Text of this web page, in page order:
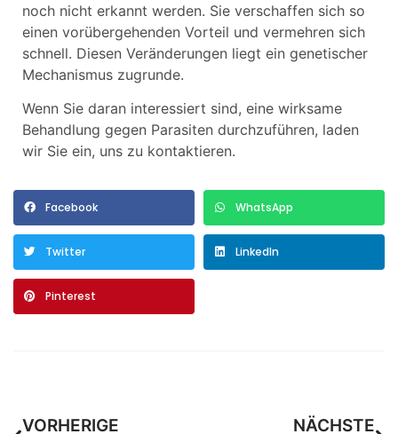
noch nicht erkannt werden. Sie verschaffen sich so
einen vorübergehenden Vorteil und vermehren sich
schnell. Diesen Veränderungen liegt ein genetischer
Mechanismus zugrunde.
Wenn Sie daran interessiert sind, eine wirksame
Behandlung gegen Parasiten durchzuführen, laden
wir Sie ein, uns zu kontaktieren.
Facebook WhatsApp
Twitter LinkedIn
Pinterest
VORHERIGE NÄCHSTE